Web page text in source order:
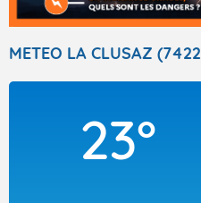
TOUS LES
METEO LA CLUSAZ
23°